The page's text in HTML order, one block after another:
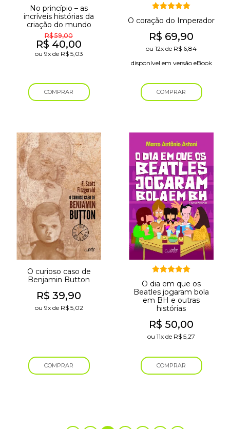
No princípio – as
incríveis histórias da
criação do mundo
R$59,00
O
preço
era:
R$ 59,00.
R$ 40,00
O
preço
é:
R$ 40,00.
ou 9xde R$5,03
COMPRAR
Avaliação
5.00de 5
O coração do Imperador
R$ 69,90
ou 12x de R$ 6,84
disponível em versão eBook
COMPRAR
O curioso caso de
Benjamin Button
R$ 39,90
ou 9xde R$5,02
COMPRAR
Avaliação
5.00 de 5
O dia em que os
Beatles jogaram bola
em BH e outras
histórias
R$ 50,00
ou 11x de R$ 5,27
COMPRAR